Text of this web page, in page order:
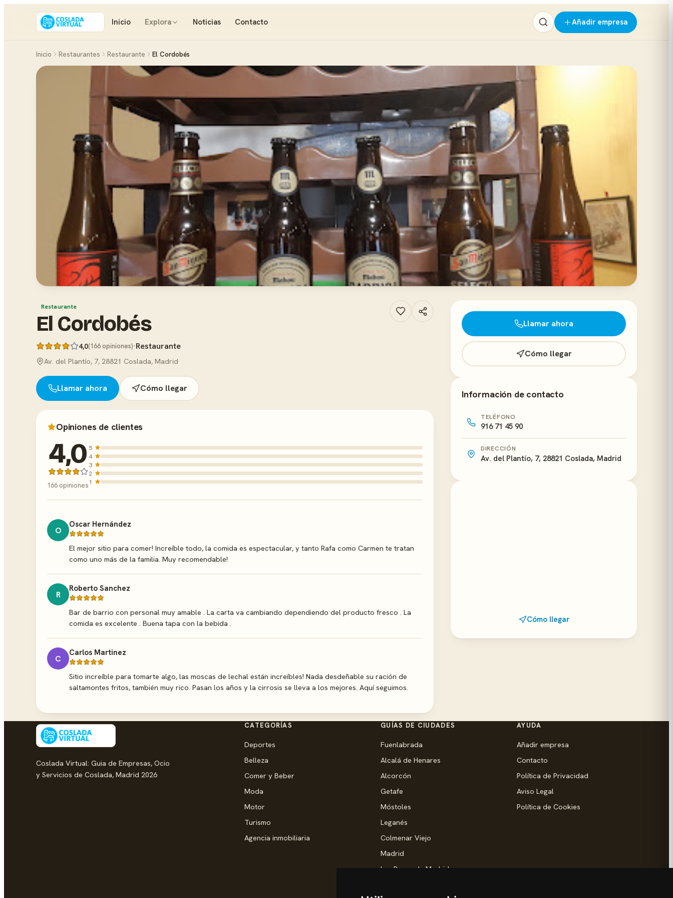
Inicio Explora Noticias Contacto Añadir empresa
Inicio Restaurantes Restaurante El Cordobés
Restaurante
El Cordobés
4,0(166 opiniones)·Restaurante
Av. del Plantío, 7, 28821 Coslada, Madrid
Llamar ahora Cómo llegar
Opiniones de clientes
4,0
166 opiniones
5
4
3
2
1
O
Oscar Hernández
El mejor sitio para comer! Increíble todo, la comida es espectacular, y tanto Rafa como Carmen te tratan
como uno más de la familia. Muy recomendable!
R
Roberto Sanchez
Bar de barrio con personal muy amable . La carta va cambiando dependiendo del producto fresco . La
comida es excelente . Buena tapa con la bebida .
C
Carlos Martinez
Sitio increíble para tomarte algo, las moscas de lechal están increíbles! Nada desdeñable su ración de
saltamontes fritos, también muy rico. Pasan los años y la cirrosis se lleva a los mejores. Aquí seguimos.
Llamar ahora
Cómo llegar
Información de contacto
TELÉFONO
916 71 45 90
DIRECCIÓN
Av. del Plantío, 7, 28821 Coslada, Madrid
Cómo llegar
Coslada Virtual: Guia de Empresas, Ocio
y Servicios de Coslada, Madrid 2026
CATEGORÍAS
Deportes
Belleza
Comer y Beber
Moda
Motor
Turismo
Agencia inmobiliaria
GUÍAS DE CIUDADES
Fuenlabrada
Alcalá de Henares
Alcorcón
Getafe
Móstoles
Leganés
Colmenar Viejo
Madrid
Las Rozas de Madrid
AYUDA
Añadir empresa
Contacto
Política de Privacidad
Aviso Legal
Política de Cookies